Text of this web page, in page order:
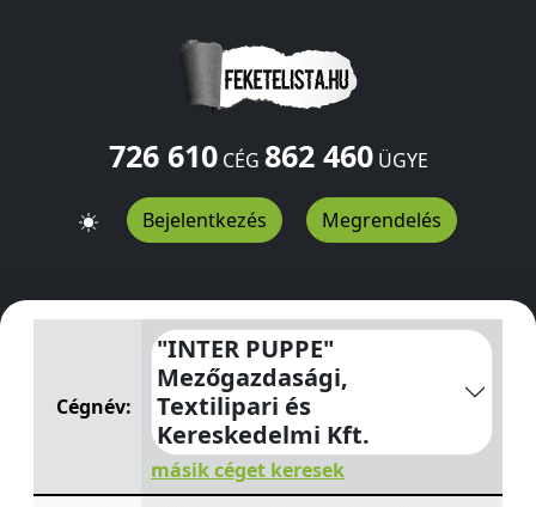
726 610CÉG 862 460ÜGYE
Bejelentkezés Megrendelés
"INTER PUPPE" Mezőgazdasági, Textilipari és
Cégnév:
"INTER PUPPE"
Mezőgazdasági,
Textilipari és
Kereskedelmi Kft.
másik céget keresek